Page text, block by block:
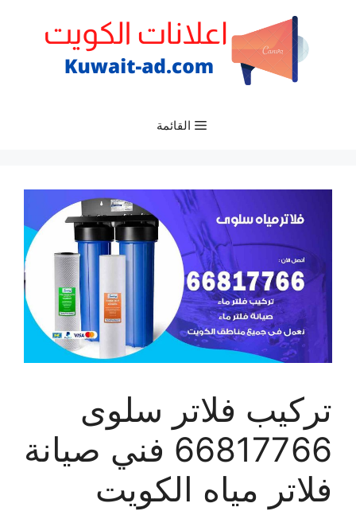
القائمة
تركيب فلاتر سلوى
66817766 فني صيانة
فلاتر مياه الكويت